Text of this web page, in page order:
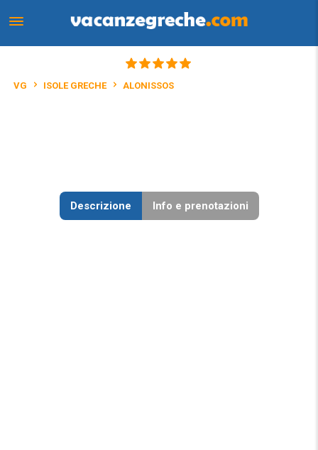
VG ISOLE GRECHE ALONISSOS
Descrizione Info e prenotazioni